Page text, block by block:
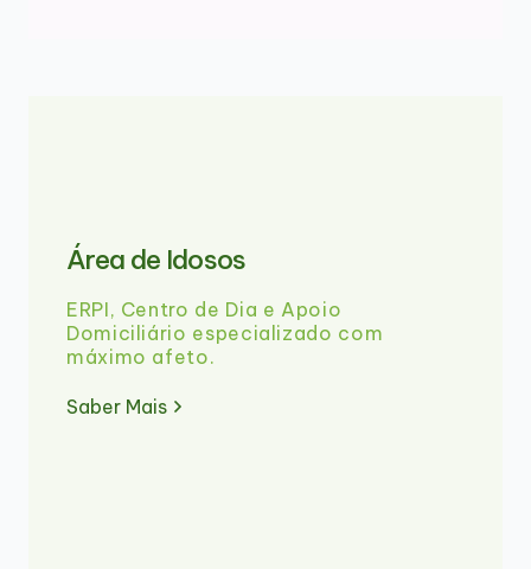
Área de Idosos
ERPI, Centro de Dia e Apoio
Domiciliário especializado com
máximo afeto.
Saber Mais